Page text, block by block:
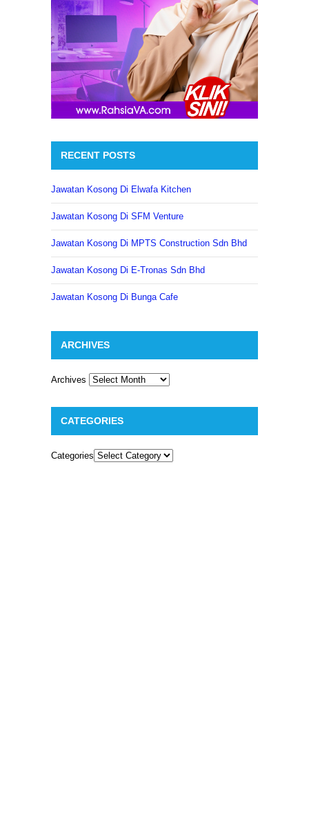
RECENT POSTS
Jawatan Kosong Di Elwafa Kitchen
Jawatan Kosong Di SFM Venture
Jawatan Kosong Di MPTS Construction Sdn Bhd
Jawatan Kosong Di E-Tronas Sdn Bhd
Jawatan Kosong Di Bunga Cafe
ARCHIVES
Archives
CATEGORIES
Categories